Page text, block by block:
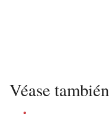
Véase también